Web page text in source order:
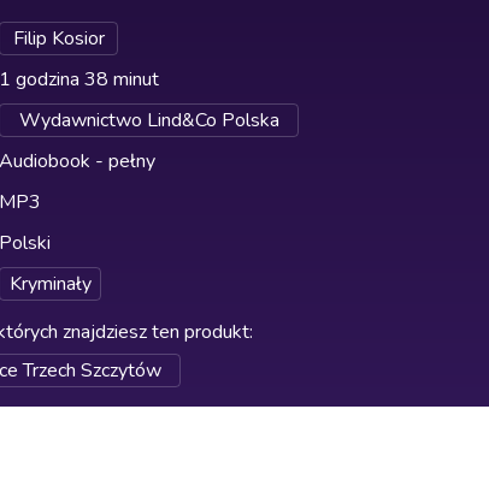
Filip Kosior
1 godzina 38 minut
Wydawnictwo Lind&Co Polska
Audiobook - pełny
MP3
Polski
Kryminały
znajdziesz ten produkt:
Trzech Szczytów